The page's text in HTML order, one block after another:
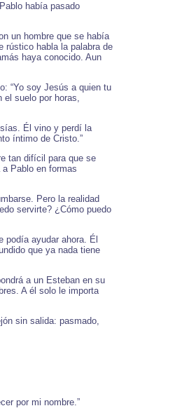
había pasado
un hombre que se había
rústico habla la palabra de
haya conocido. Aun
“Yo soy Jesús a quien tu
el suelo por horas,
Él vino y perdí la
íntimo de Cristo.”
tan difícil para que se
Pablo en formas
Pero la realidad
servirte? ¿Cómo puedo
podía ayudar ahora. Él
que ya nada tiene
a un Esteban en su
A él solo le importa
sin salida: pasmado,
por mi nombre.”